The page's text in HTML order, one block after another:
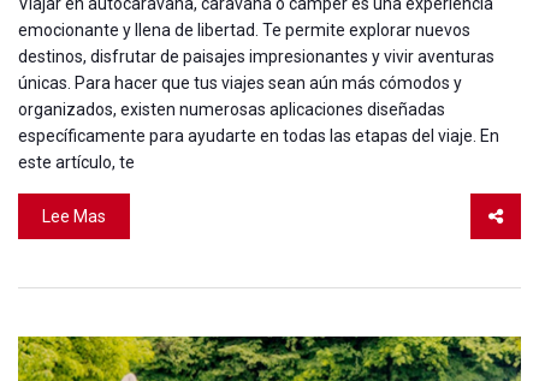
emocionante y llena de libertad. Te permite explorar nuevos
destinos, disfrutar de paisajes impresionantes y vivir aventuras
únicas. Para hacer que tus viajes sean aún más cómodos y
organizados, existen numerosas aplicaciones diseñadas
específicamente para ayudarte en todas las etapas del viaje. En
este artículo, te
Lee Mas